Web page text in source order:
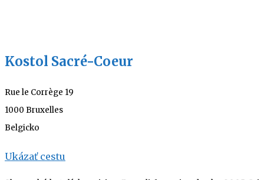
Kostol Sacré-Coeur
Rue le Corrège 19
1000 Bruxelles
Belgicko
Ukázať cestu